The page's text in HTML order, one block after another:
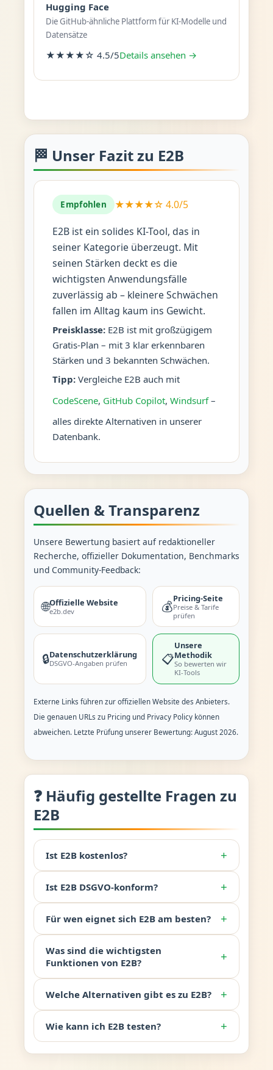
Hugging Face
Die GitHub-ähnliche Plattform für KI-Modelle und
Datensätze
★★★★☆ 4.5/5Details ansehen →
🏁 Unser Fazit zu E2B
Empfohlen ★★★★☆ 4.0/5
E2B ist ein solides KI-Tool, das in
seiner Kategorie überzeugt. Mit
seinen Stärken deckt es die
wichtigsten Anwendungsfälle
zuverlässig ab – kleinere Schwächen
fallen im Alltag kaum ins Gewicht.
Preisklasse:E2B ist mit großzügigem
Gratis-Plan – mit 3 klar erkennbaren
Stärken und 3 bekannten Schwächen.
Tipp:Vergleiche E2B auch mit
CodeScene, GitHub Copilot, Windsurf–
alles direkte Alternativen in unserer
Datenbank.
Quellen & Transparenz
Unsere Bewertung basiert auf redaktioneller
Recherche, offizieller Dokumentation, Benchmarks
und Community-Feedback:
🌐Offizielle Website
e2b.dev 💰
Pricing-Seite
Preise & Tarife
prüfen
🔒Datenschutzerklärung
DSGVO-Angaben prüfen 📋
Unsere
Methodik
So bewerten wir
KI-Tools
Externe Links führen zur offiziellen Website des Anbieters.
Die genauen URLs zu Pricing und Privacy Policy können
abweichen. Letzte Prüfung unserer Bewertung: August 2026.
❓ Häufig gestellte Fragen zu
E2B
Ist E2B kostenlos? +
Ist E2B DSGVO-konform? +
Für wen eignet sich E2B am besten? +
Was sind die wichtigsten
Funktionen von E2B?
+
Welche Alternativen gibt es zu E2B? +
Wie kann ich E2B testen? +